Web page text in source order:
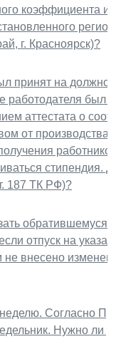
коэффициента
г. Красноярск)?
принят на
был
аттестата о
от производства.
стипендия.
187 ТК РФ)?
обратившемуся
отпуск на
не внесено
Согласно
Нужно ли